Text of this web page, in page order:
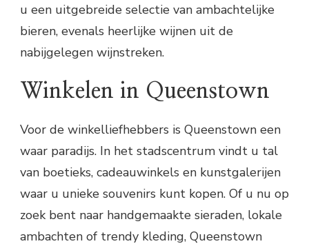
u een uitgebreide selectie van ambachtelijke
bieren, evenals heerlijke wijnen uit de
nabijgelegen wijnstreken.
Winkelen in Queenstown
Voor de winkelliefhebbers is Queenstown een
waar paradijs. In het stadscentrum vindt u tal
van boetieks, cadeauwinkels en kunstgalerijen
waar u unieke souvenirs kunt kopen. Of u nu op
zoek bent naar handgemaakte sieraden, lokale
ambachten of trendy kleding, Queenstown